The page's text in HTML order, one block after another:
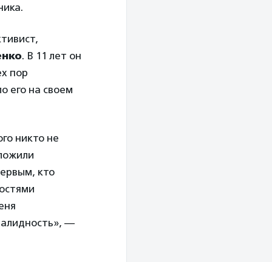
. В 11 лет он
пор
его на своем
никто не
кто
—